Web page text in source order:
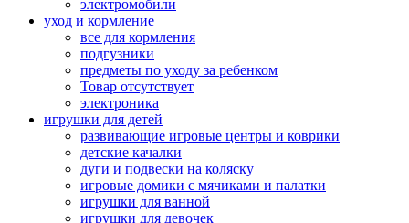
электромобили
уход и кормление
все для кормления
подгузники
предметы по уходу за ребенком
Товар отсутствует
электроника
игрушки для детей
развивающие игровые центры и коврики
детские качалки
дуги и подвески на коляску
игровые домики с мячиками и палатки
игрушки для ванной
игрушки для девочек